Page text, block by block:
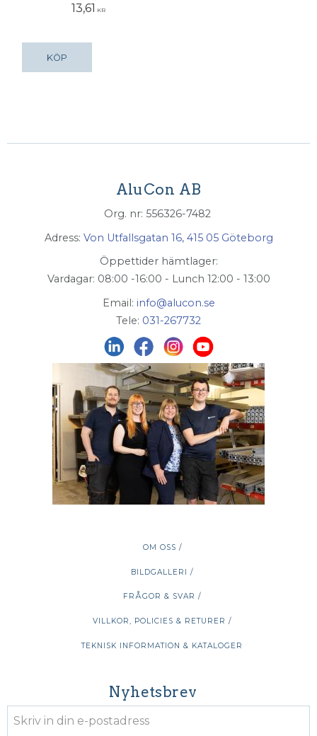
13,61 KR
KÖP
AluCon AB
Org. nr: 556326-7482
Adress: Von Utfallsgatan 16, 415 05 Göteborg
Öppettider hämtlager:
Vardagar: 08:00 -16:00 - Lunch 12:00 - 13:00
Email: info@alucon.se
Tele: 031-267732
OM OSS /
BILDGALLERI /
FRÅGOR & SVAR /
VILLKOR, POLICIES & RETURER /
TEKNISK INFORMATION & KATALOGER
Nyhetsbrev